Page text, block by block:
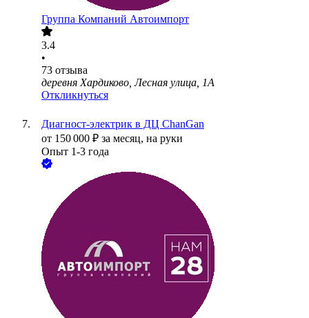
Группа Компаний Автоимпорт
3.4
•
73 отзыва
деревня Хардиково, Лесная улица, 1А
Откликнуться
Диагност-электрик в ДЦ ChanGan
от 150 000 ₽ за месяц, на руки
Опыт 1-3 года